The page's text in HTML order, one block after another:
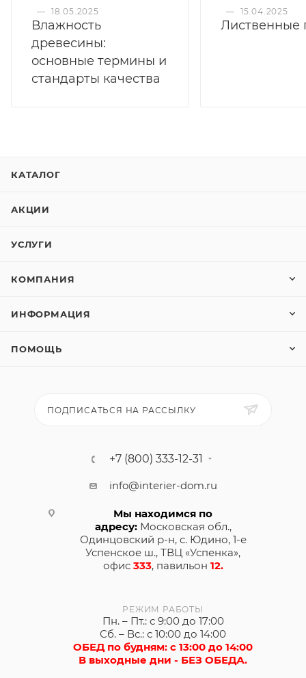
— 18.05.2025
Влажность
древесины:
основные термины и
стандарты качества
— 15.04.2025
Лиственные
КАТАЛОГ
АКЦИИ
УСЛУГИ
КОМПАНИЯ
ИНФОРМАЦИЯ
ПОМОЩЬ
ПОДПИСАТЬСЯ НА РАССЫЛКУ
+7 (800) 333-12-31
info@interier-dom.ru
Мы находимся по
адресу:Московская обл.,
Одинцовский р-н, с. Юдино, 1-е
Успенское ш., ТВЦ «Успенка»,
офис 333, павильон 12.
РЕЖИМ РАБОТЫ
Пн. – Пт.: с 9:00 до 17:00
Сб. – Вс.: с 10:00 до 14:00
ОБЕД по будням: с 13:00 до 14:00
В выходные дни - БЕЗ ОБЕДА.